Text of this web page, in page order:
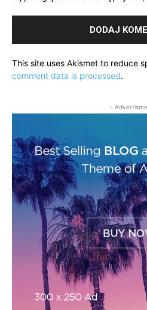
This site uses Akismet to reduce
comment data is processed.
-